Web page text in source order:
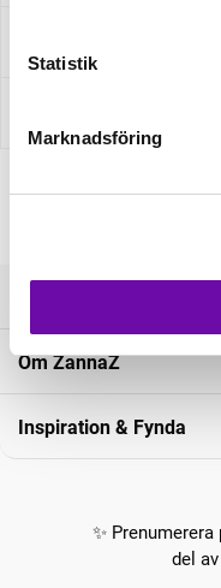
Statistik
Marknadsföring
Om ZannaZ
Inspiration & Fynda
✨
del